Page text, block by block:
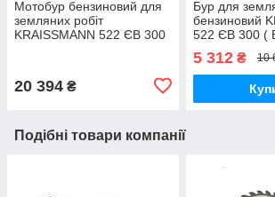
Мотобур бензиновий для
земляних робіт
KRAISSMANN 522 ЄВ 300
20 394 ₴
Бур для
бензиновий
522 ЄВ 300 (
5 312₴ 10
Подібні товари компанії